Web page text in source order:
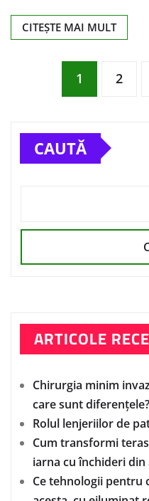
CITEȘTE MAI MULT
Paginație
articole
1 2
CAUTĂ
ARTICOLE
Chirurgia minim
care sunt diferențele?
Rolul lenjeriilor de
Cum transformi
iarna cu închideri din
Ce tehnologii pentru